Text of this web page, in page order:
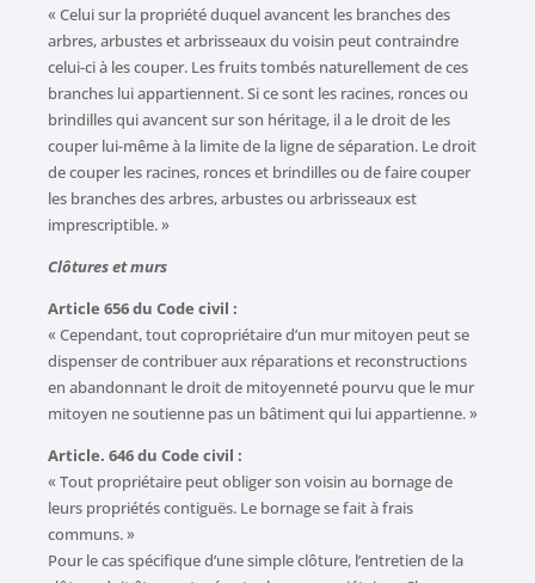
« Celui sur la propriété duquel avancent les branches des
arbres, arbustes et arbrisseaux du voisin peut contraindre
celui-ci à les couper. Les fruits tombés naturellement de ces
branches lui appartiennent. Si ce sont les racines, ronces ou
brindilles qui avancent sur son héritage, il a le droit de les
couper lui-même à la limite de la ligne de séparation. Le droit
de couper les racines, ronces et brindilles ou de faire couper
les branches des arbres, arbustes ou arbrisseaux est
imprescriptible. »
Clôtures et murs
Article 656 du Code civil :
« Cependant, tout copropriétaire d’un mur mitoyen peut se
dispenser de contribuer aux réparations et reconstructions
en abandonnant le droit de mitoyenneté pourvu que le mur
mitoyen ne soutienne pas un bâtiment qui lui appartienne. »
Article. 646 du Code civil :
« Tout propriétaire peut obliger son voisin au bornage de
leurs propriétés contiguës. Le bornage se fait à frais
communs. »
Pour le cas spécifique d’une simple clôture, l’entretien de la